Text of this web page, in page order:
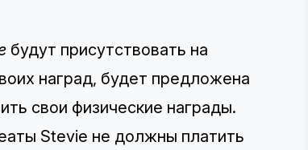
будут присутствовать на
наград, будет предложена
свои физические награды.
Stevie не должны платить